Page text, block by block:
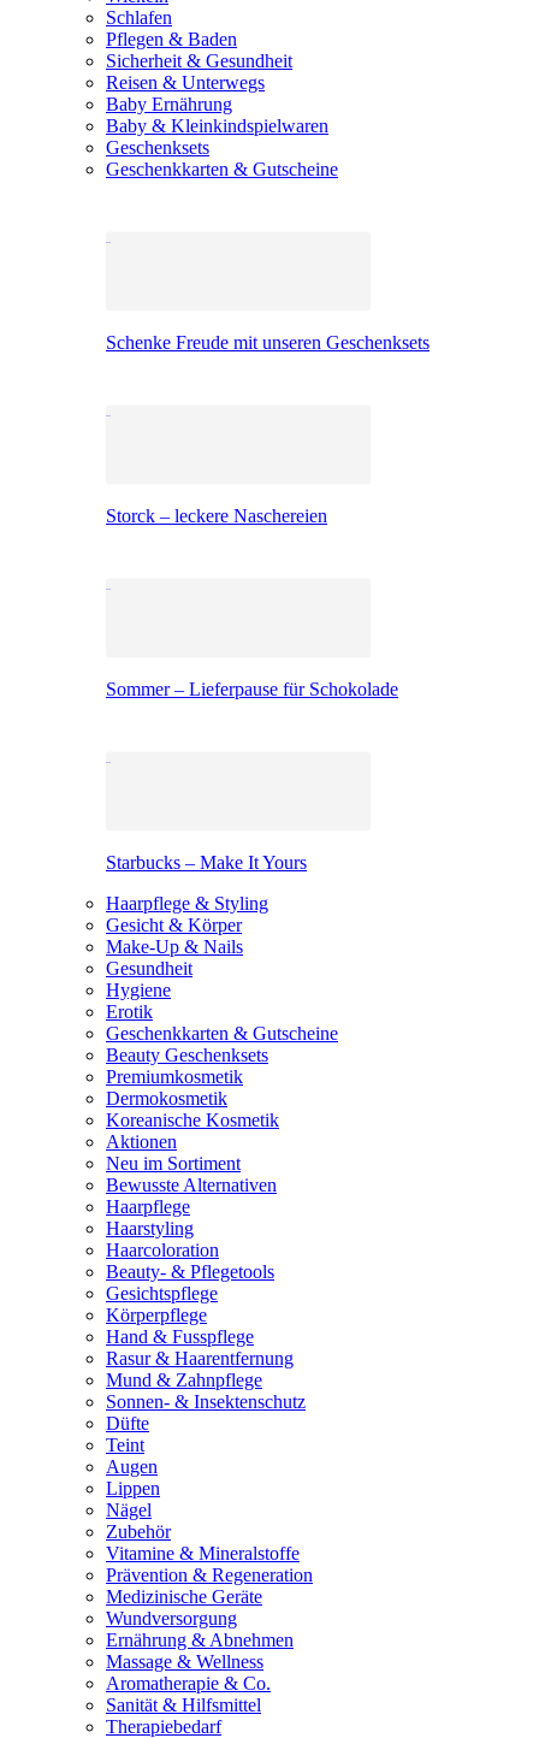
Schlafen
Pflegen & Baden
Sicherheit & Gesundheit
Reisen & Unterwegs
Baby Ernährung
Baby & Kleinkindspielwaren
Geschenksets
Geschenkkarten & Gutscheine
Schenke Freude mit unseren Geschenksets
Storck – leckere Naschereien
Sommer – Lieferpause für Schokolade
Starbucks – Make It Yours
Haarpflege & Styling
Gesicht & Körper
Make-Up & Nails
Gesundheit
Hygiene
Erotik
Geschenkkarten & Gutscheine
Beauty Geschenksets
Premiumkosmetik
Dermokosmetik
Koreanische Kosmetik
Aktionen
Neu im Sortiment
Bewusste Alternativen
Haarpflege
Haarstyling
Haarcoloration
Beauty- & Pflegetools
Gesichtspflege
Körperpflege
Hand & Fusspflege
Rasur & Haarentfernung
Mund & Zahnpflege
Sonnen- & Insektenschutz
Düfte
Teint
Augen
Lippen
Nägel
Zubehör
Vitamine & Mineralstoffe
Prävention & Regeneration
Medizinische Geräte
Wundversorgung
Ernährung & Abnehmen
Massage & Wellness
Aromatherapie & Co.
Sanität & Hilfsmittel
Therapiebedarf